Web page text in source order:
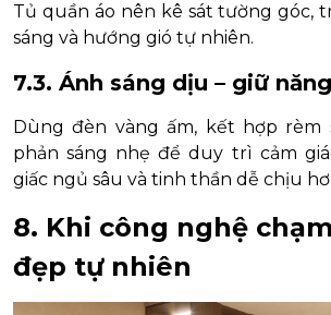
Tủ quần áo nên kê sát tường góc,
sáng và hướng gió tự nhiên.
7.3. Ánh sáng dịu – giữ
Dùng đèn vàng ấm, kết hợp rèm
phản sáng nhẹ để duy trì cảm
giấc ngủ sâu và tinh thần dễ chịu
8. Khi công nghệ
đẹp tự nhiên